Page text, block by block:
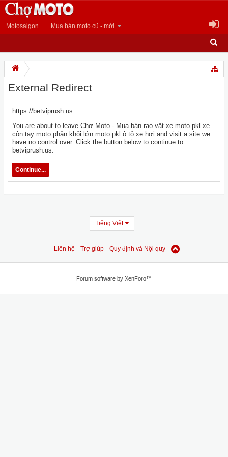
Motosaigon Mua bán moto cũ - mới
External Redirect
https://betviprush.us
You are about to leave Chợ Moto - Mua bán rao vặt xe moto pkl xe
côn tay moto phân khối lớn moto pkl ô tô xe hơi and visit a site we
have no control over. Click the button below to continue to
betviprush.us.
Continue...
Tiếng Việt
Liên hệ Trợ giúp Quy định và Nội quy
Forum software by XenForo™